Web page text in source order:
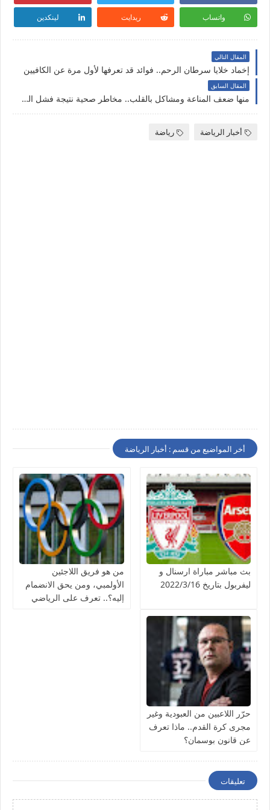
واتساب ريدايت لينكدين
المقال التالي
إخماد خلايا سرطان الرحم.. فوائد قد تعرفها لأول مرة عن الكافيين
المقال السابق
منها ضعف المناعة ومشاكل بالقلب.. مخاطر صحية نتيجة فشل العلاقات
أخبار الرياضة رياضة
أخر المواضيع من قسم : أخبار الرياضة
بث مباشر مباراة ارسنال و
ليفربول بتاريخ 2022/3/16
من هو فريق اللاجئين
الأولمبي، ومن يحق الانضمام
إليه؟.. تعرف على الرياضي
حرّر اللاعبين من العبودية وغير
مجرى كرة القدم.. ماذا تعرف
عن قانون بوسمان؟
تعليقات